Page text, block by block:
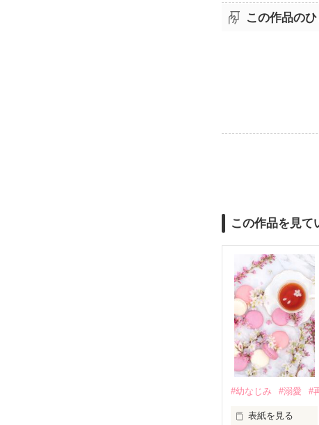
この作品の
この作品を見て
#幼なじみ #溺愛 #
表紙を見る